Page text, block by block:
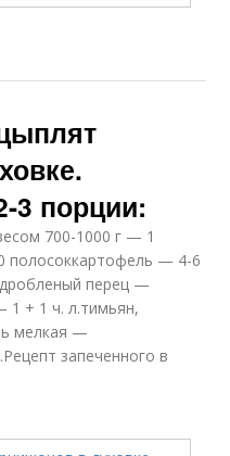
3 порции:
700-1000 г — 1
полосоккартофель — 4-6
перец —
1 + 1 ч. л.тимьян,
мелкая —
запеченного в